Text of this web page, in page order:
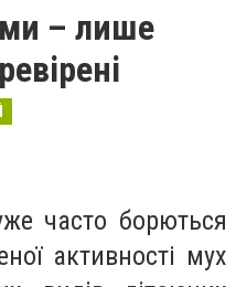
– лише
часто борються
активності мух